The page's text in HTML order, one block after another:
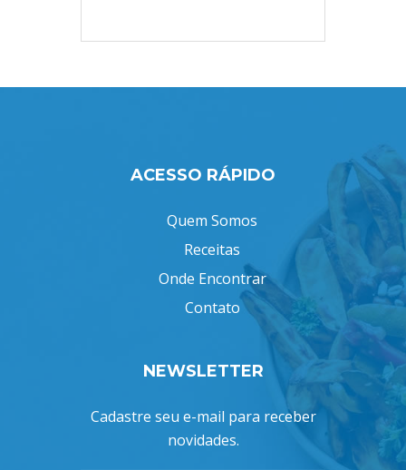
ACESSO RÁPIDO
Quem Somos
Receitas
Onde Encontrar
Contato
NEWSLETTER
Cadastre seu e-mail para receber
novidades.